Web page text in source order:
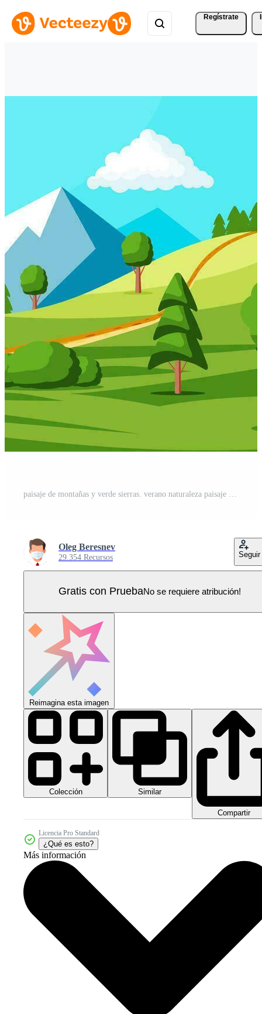
Regístrate
Oleg Beresnev
29.354 Recursos Seguir
Gratis con PruebaNo se requiere atribución!
Reimagina esta imagen
Colección Similar
Compartir
Licencia Pro Standard
¿Qué es esto?
Más información